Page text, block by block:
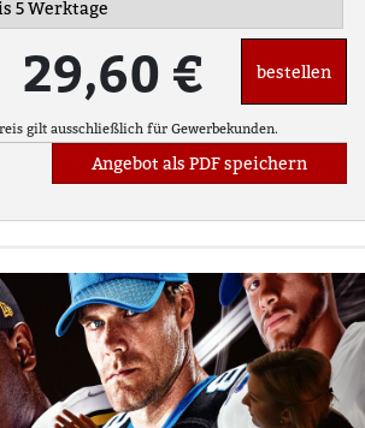
29,60 €
gilt ausschließlich für Gewerbekunden.
Angebot als PDF speichern